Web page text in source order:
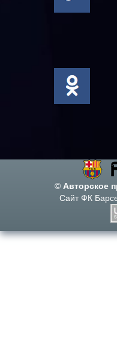
© Авторское
Сайт ФК